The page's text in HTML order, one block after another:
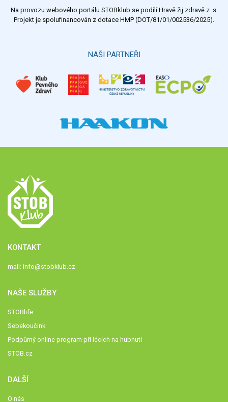
Výsledky Všechny ankety
Na provozu webového portálu STOBklub se podílí Hravě žij zdravě z. s.
Projekt je spolufinancován z dotace HMP (DOT/81/01/002536/2025).
NAŠI PARTNEŘI
KONTAKT
mail: info@stobklub.cz
NAŠE SLUŽBY
STOBlife
Sebekoučink
Podpůrný online program při lécích na hubnutí
STOB.cz
DALŠÍ
O nás